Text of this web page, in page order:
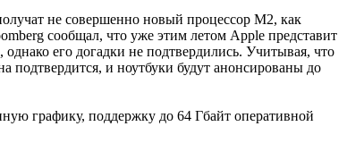
не совершенно новый процессор M2, как
сообщал, что уже этим летом Apple представит
его догадки не подтвердились. Учитывая, что
подтвердится, и ноутбуки будут анонсированы до
графику, поддержку до 64 Гбайт оперативной